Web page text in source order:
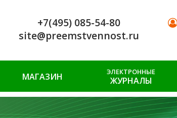
+7(495) 085-54-80
site@preemstvennost.ru
МАГАЗИН ЭЛЕКТРОННЫЕ
ЖУРНАЛЫ